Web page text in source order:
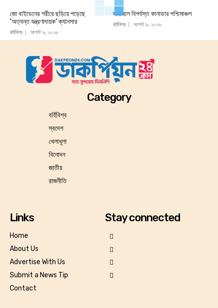
জো বাইডেনের শরীরে ছড়িয়ে পড়েছে
‘অত্যন্ত যন্ত্রণাদায়ক’ ক্যানসার
বর্হিবিশ্ব আগস্ট ৯, ২০২৬
দাবানলে বিপর্যস্ত কানাডার পশ্চিমাঞ্চল
বর্হিবিশ্ব আগস্ট ৯, ২০২৬
Category
বর্হিবিশ্ব
স্বদেশ
খেলাধূলা
বিনোদন
জাতীয়
রাজনীতি
Links
Home
About Us
Advertise With Us
Submit a News Tip
Contact
Stay connected